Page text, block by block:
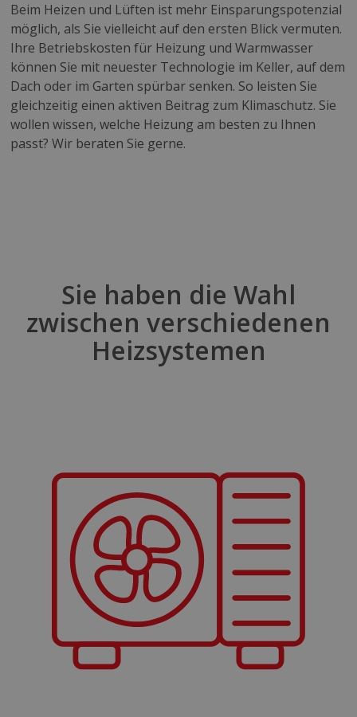
Beim Heizen und Lüften ist mehr Einsparungspotenzial
möglich, als Sie vielleicht auf den ersten Blick vermuten.
Ihre Betriebskosten für Heizung und Warmwasser
können Sie mit neuester Technologie im Keller, auf dem
Dach oder im Garten spürbar senken. So leisten Sie
gleichzeitig einen aktiven Beitrag zum Klimaschutz. Sie
wollen wissen, welche Heizung am besten zu Ihnen
passt? Wir beraten Sie gerne.
Sie haben die Wahl
zwischen verschiedenen
Heizsystemen